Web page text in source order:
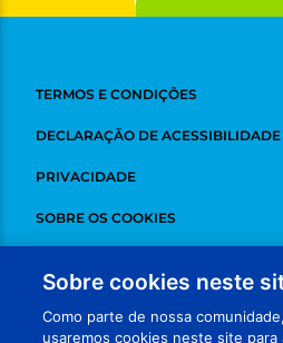
TERMOS E CONDIÇÕES
DECLARAÇÃO DE ACESSIBILIDADE
PRIVACIDADE
SOBRE OS COOKIES
Sobre cookies neste
Como parte de nossa
usaremos cookies neste site para